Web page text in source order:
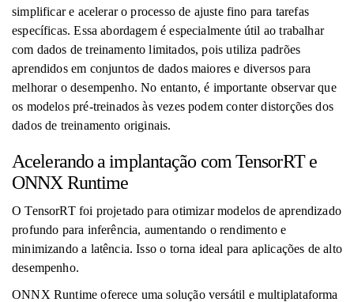
simplificar e acelerar o processo de ajuste fino para tarefas
específicas. Essa abordagem é especialmente útil ao trabalhar
com dados de treinamento limitados, pois utiliza padrões
aprendidos em conjuntos de dados maiores e diversos para
melhorar o desempenho. No entanto, é importante observar que
os modelos pré-treinados às vezes podem conter distorções dos
dados de treinamento originais.
Acelerando a implantação com TensorRT e
ONNX Runtime
O TensorRT foi projetado para otimizar modelos de aprendizado
profundo para inferência, aumentando o rendimento e
minimizando a latência. Isso o torna ideal para aplicações de alto
desempenho.
ONNX Runtime oferece uma solução versátil e multiplataforma